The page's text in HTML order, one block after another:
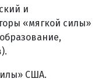
и
«мягкой силы»
США.